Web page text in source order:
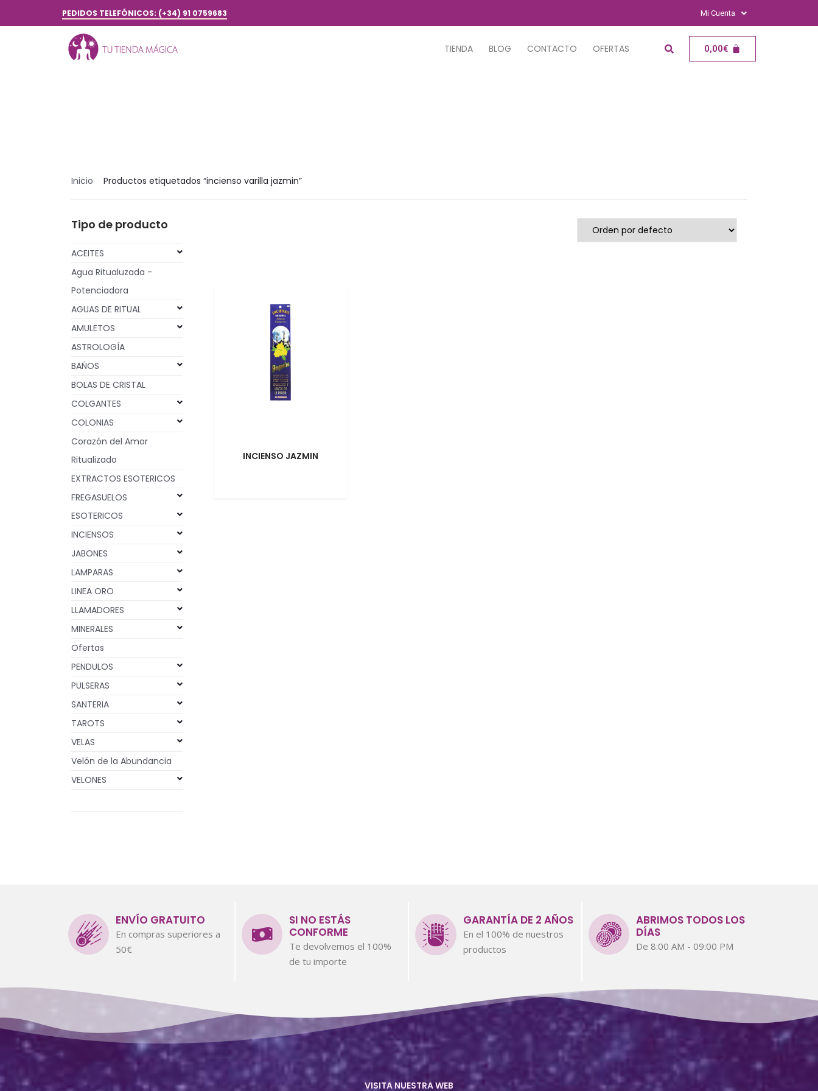
PEDIDOS TELEFÓNICOS: (+34) 91 0759683 Mi Cuenta
TIENDA BLOG CONTACTO OFERTAS 0,00€
Inicio Productos etiquetados “incienso varilla jazmin”
Tipo de producto
ACEITES
Agua Ritualuzada -
Potenciadora
AGUAS DE RITUAL
AMULETOS
ASTROLOGÍA
BAÑOS
BOLAS DE CRISTAL
COLGANTES
COLONIAS
Corazón del Amor
Ritualizado
EXTRACTOS ESOTERICOS
FREGASUELOS
ESOTERICOS
INCIENSOS
JABONES
LAMPARAS
LINEA ORO
LLAMADORES
MINERALES
Ofertas
PENDULOS
PULSERAS
SANTERIA
TAROTS
VELAS
Velón de la Abundancia
VELONES
INCIENSO JAZMIN
ENVÍO GRATUITO
En compras superiores a
50€
SI NO ESTÁS
CONFORME
Te devolvemos el 100%
de tu importe
GARANTÍA DE 2 AÑOS
En el 100% de nuestros
productos
ABRIMOS TODOS LOS
DÍAS
De 8:00 AM - 09:00 PM
VISITA NUESTRA WEB